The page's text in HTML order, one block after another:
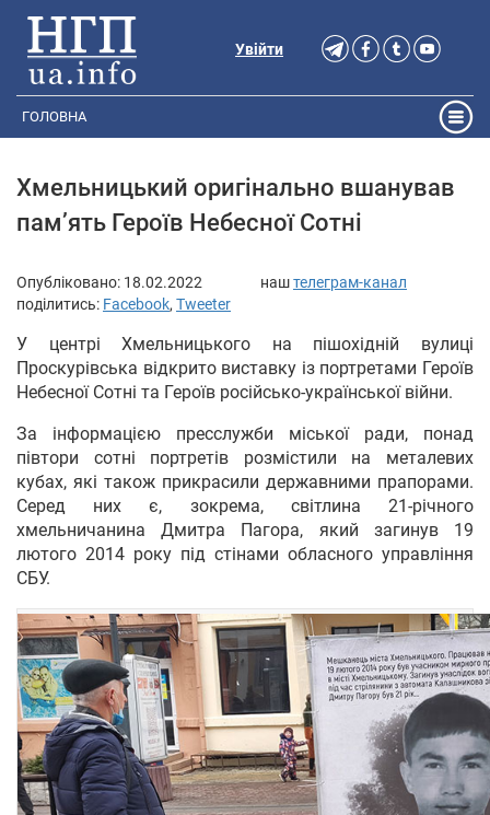
Увійти
ГОЛОВНА
Хмельницький оригінально вшанував
пам’ять Героїв Небесної Сотні
Опубліковано: 18.02.2022 наштелеграм-канал
поділитись: Facebook, Tweeter
У центрі Хмельницького на пішохідній вулиці
Проскурівська відкрито виставку із портретами Героїв
Небесної Сотні та Героїв російсько-української війни.
За інформацією пресслужби міської ради, понад
півтори сотні портретів розмістили на металевих
кубах, які також прикрасили державними прапорами.
Серед них є, зокрема, світлина 21-річного
хмельничанина Дмитра Пагора, який загинув 19
лютого 2014 року під стінами обласного управління
СБУ.